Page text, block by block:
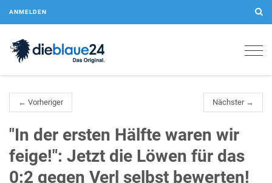
ANMELDEN
← Vorheriger Nächster →
"In der ersten Hälfte waren wir
feige!": Jetzt die Löwen für das
0:2 gegen Verl selbst bewerten!